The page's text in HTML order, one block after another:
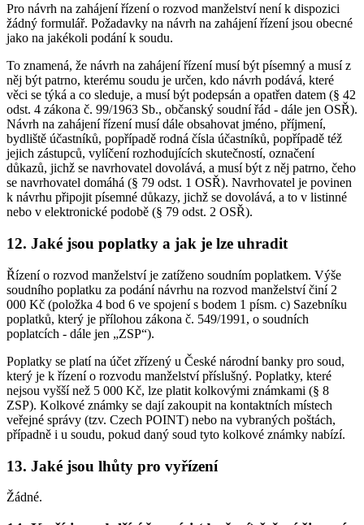
Pro návrh na zahájení řízení o rozvod manželství není k dispozici
žádný formulář. Požadavky na návrh na zahájení řízení jsou obecné
jako na jakékoli podání k soudu.
To znamená, že návrh na zahájení řízení musí být písemný a musí z
něj být patrno, kterému soudu je určen, kdo návrh podává, které
věci se týká a co sleduje, a musí být podepsán a opatřen datem (§ 42
odst. 4 zákona č. 99/1963 Sb., občanský soudní řád - dále jen OSŘ).
Návrh na zahájení řízení musí dále obsahovat jméno, příjmení,
bydliště účastníků, popřípadě rodná čísla účastníků, popřípadě též
jejich zástupců, vylíčení rozhodujících skutečností, označení
důkazů, jichž se navrhovatel dovolává, a musí být z něj patrno, čeho
se navrhovatel domáhá (§ 79 odst. 1 OSŘ). Navrhovatel je povinen
k návrhu připojit písemné důkazy, jichž se dovolává, a to v listinné
nebo v elektronické podobě (§ 79 odst. 2 OSŘ).
12. Jaké jsou poplatky a jak je lze uhradit
Řízení o rozvod manželství je zatíženo soudním poplatkem. Výše
soudního poplatku za podání návrhu na rozvod manželství činí 2
000 Kč (položka 4 bod 6 ve spojení s bodem 1 písm. c) Sazebníku
poplatků, který je přílohou zákona č. 549/1991, o soudních
poplatcích - dále jen „ZSP“).
Poplatky se platí na účet zřízený u České národní banky pro soud,
který je k řízení o rozvodu manželství příslušný. Poplatky, které
nejsou vyšší než 5 000 Kč, lze platit kolkovými známkami (§ 8
ZSP). Kolkové známky se dají zakoupit na kontaktních místech
veřejné správy (tzv. Czech POINT) nebo na vybraných poštách,
případně i u soudu, pokud daný soud tyto kolkové známky nabízí.
13. Jaké jsou lhůty pro vyřízení
Žádné.